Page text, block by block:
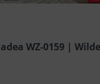
WZ-0159 |